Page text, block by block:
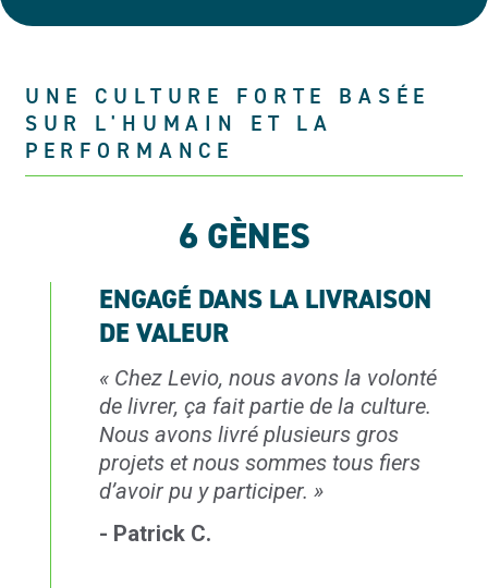
UNE CULTURE FORTE BASÉE
SUR L'HUMAIN ET LA
PERFORMANCE
6 GÈNES
ENGAGÉ DANS LA LIVRAISON
DE VALEUR
« Chez Levio, nous avons la volonté
de livrer, ça fait partie de la culture.
Nous avons livré plusieurs gros
projets et nous sommes tous fiers
d’avoir pu y participer. »
- Patrick C.